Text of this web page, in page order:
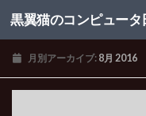
コンテンツへスキップ
黒翼猫のコンピュータ
月別アーカイブ: 8月 2016